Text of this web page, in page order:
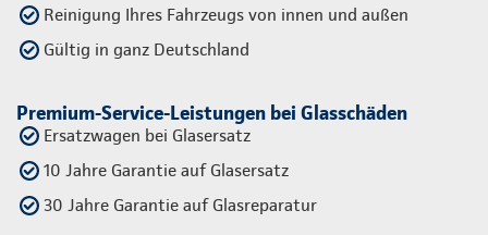
Reinigung Ihres Fahrzeugs von innen und außen
Gültig in ganz Deutschland
Premium-Service-Leistungen bei Glasschäden
Ersatzwagen bei Glasersatz
10 Jahre Garantie auf Glasersatz
30 Jahre Garantie auf Glasreparatur